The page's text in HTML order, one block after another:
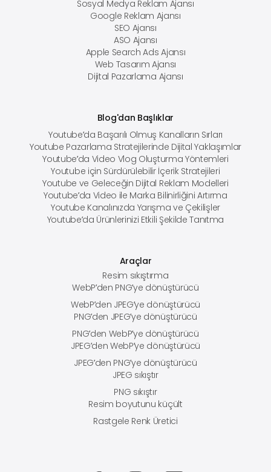
Sosyal Medya Reklam Ajansı
Google Reklam Ajansı
SEO Ajansı
ASO Ajansı
Apple Search Ads Ajansı
Web Tasarım Ajansı
Dijital Pazarlama Ajansı
Blog'dan Başlıklar
Youtube’da Başarılı Olmuş Kanalların Sırları
Youtube Pazarlama Stratejilerinde Dijital Yaklaşımlar
Youtube’da Video Vlog Oluşturma Yöntemleri
Youtube için Sürdürülebilir İçerik Stratejileri
Youtube ve Geleceğin Dijital Reklam Modelleri
Youtube’da Video ile Marka Bilinirliğini Artırma
Youtube Kanalınızda Yarışma ve Çekilişler
Youtube’da Ürünlerinizi Etkili Şekilde Tanıtma
Araçlar
Resim sıkıştırma
WebP’den PNG’ye dönüştürücü
WebP’den JPEG’ye dönüştürücü
PNG’den JPEG’ye dönüştürücü
PNG’den WebP’ye dönüştürücü
JPEG’den WebP’ye dönüştürücü
JPEG’den PNG’ye dönüştürücü
JPEG sıkıştır
PNG sıkıştır
Resim boyutunu küçült
Rastgele Renk Üretici